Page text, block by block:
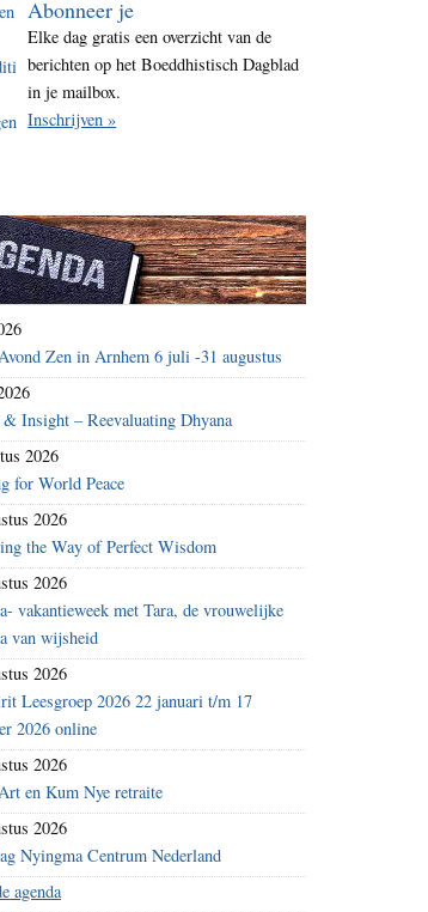
Abonneer je
Elke dag gratis een overzicht van de
berichten op het Boeddhistisch Dagblad
in je mailbox.
Inschrijven »
Zen in Arnhem 6 juli -31 augustus
& Insight – Reevaluating Dhyana
2026
for World Peace
2026
the Way of Perfect Wisdom
2026
vakantieweek met Tara, de vrouwelijke
van wijsheid
2026
Leesgroep 2026 22 januari t/m 17
2026 online
2026
en Kum Nye retraite
2026
Nyingma Centrum Nederland
agenda